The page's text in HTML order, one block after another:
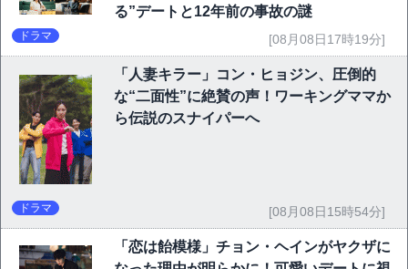
る”デートと12年前の事故の謎
ドラマ [08月08日17時19分]
「人妻キラー」コン・ヒョジン、圧倒的
な“二面性”に絶賛の声！ワーキングママか
ら伝説のスナイパーへ
ドラマ [08月08日15時54分]
「恋は飴模様」チョン・ヘインがヤクザに